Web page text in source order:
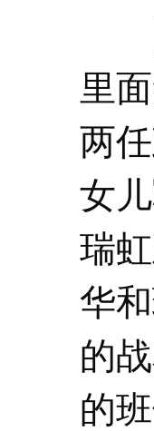
里
两
女
瑞
华
的
的